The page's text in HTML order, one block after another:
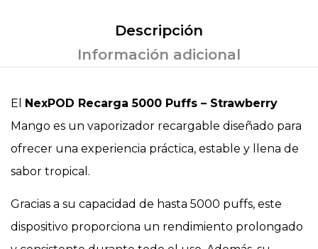
Descripción
Información adicional
El NexPOD Recarga 5000 Puffs – Strawberry
Mango es un vaporizador recargable diseñado para
ofrecer una experiencia práctica, estable y llena de
sabor tropical.
Gracias a su capacidad de hasta 5000 puffs, este
dispositivo proporciona un rendimiento prolongado